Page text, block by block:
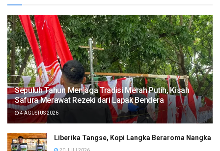
Sepuluh Tahun Menjaga Tradisi Merah Putih, Kisah
Safura Merawat Rezeki dari Lapak Bendera
4 AGUSTUS 2026
Liberika Tangse, Kopi Langka Beraroma Nangka